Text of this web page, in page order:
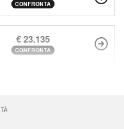
CONFRONTA
€ 23.135
CONFRONTA